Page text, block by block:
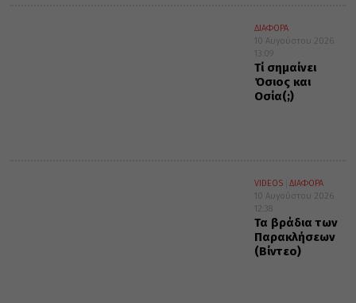
ΔΙΑΦΟΡΑ
10 Αυγούστου 2026
13:09
Τί σημαίνει
Όσιος και
Οσία(;)
VIDEOS
ΔΙΑΦΟΡΑ
10 Αυγούστου 2026
12:38
Τα βράδια των
Παρακλήσεων
(Βίντεο)